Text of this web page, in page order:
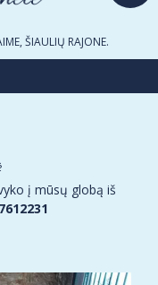
ŠIAULIŲ RAJONE.
į mūsų globą iš